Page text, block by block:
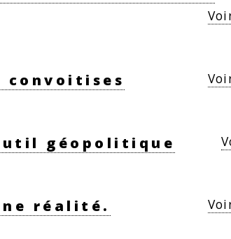
convoitises
géopolitique
réalité.